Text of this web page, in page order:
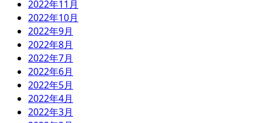
2022年11月
2022年10月
2022年9月
2022年8月
2022年7月
2022年6月
2022年5月
2022年4月
2022年3月